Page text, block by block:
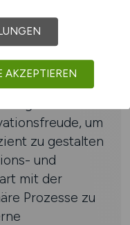
in BIM sind
um
zu gestalten
und
mit der
Prozesse zu
AKZEPTIEREN